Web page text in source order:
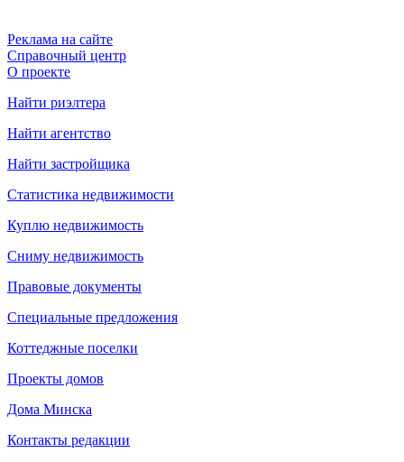
Реклама на сайте
Справочный центр
О проекте
Найти риэлтера
Найти агентство
Найти застройщика
Статистика недвижимости
Куплю недвижимость
Сниму недвижимость
Правовые документы
Специальные предложения
Коттеджные поселки
Проекты домов
Дома Минска
Контакты редакции